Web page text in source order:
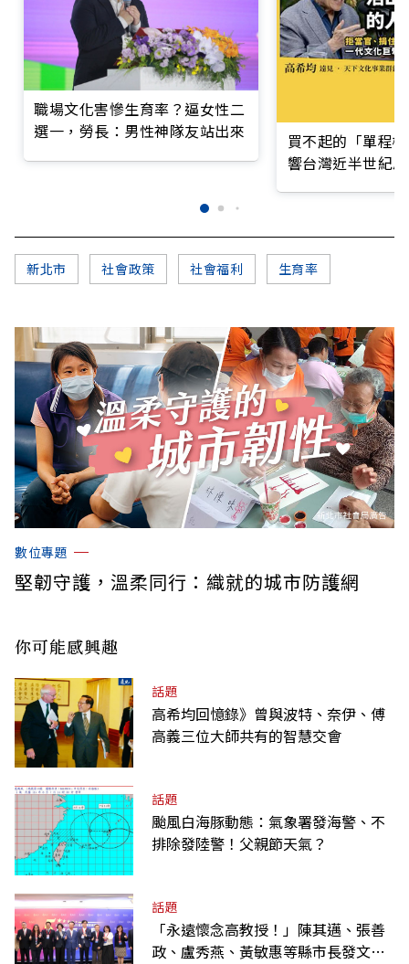
職場文化害慘生育率？逼女性二
選一，勞長：男性神隊友站出來
買不起的「單程
響台灣近半世紀
新北市 社會政策 社會福利 生育率
數位專題
堅韌守護，溫柔同行：織就的城市防護網
你可能感興趣
話題
高希均回憶錄》曾與波特、奈伊、傅
高義三位大師共有的智慧交會
話題
颱風白海豚動態：氣象署發海警、不
排除發陸警！父親節天氣？
話題
「永遠懷念高教授！」陳其邁、張善
政、盧秀燕、黃敏惠等縣市長發文弔